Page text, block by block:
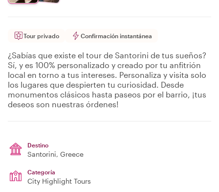
Tour privado Confirmación instantánea
¿Sabías que existe el tour de Santorini de tus sueños?
Sí, y es 100% personalizado y creado por tu anfitrión
local en torno a tus intereses. Personaliza y visita solo
los lugares que despierten tu curiosidad. Desde
monumentos clásicos hasta paseos por el barrio, ¡tus
deseos son nuestras órdenes!
Destino
Santorini, Greece
Categoría
City Highlight Tours